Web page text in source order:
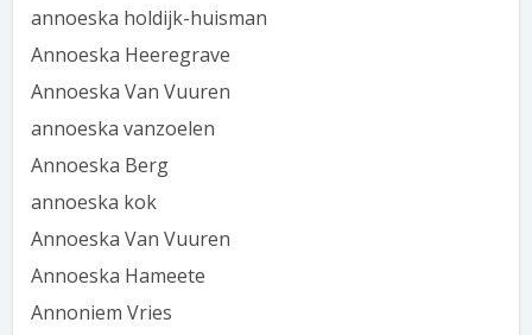
annoeska holdijk-huisman
Annoeska Heeregrave
Annoeska Van Vuuren
annoeska vanzoelen
Annoeska Berg
annoeska kok
Annoeska Van Vuuren
Annoeska Hameete
Annoniem Vries